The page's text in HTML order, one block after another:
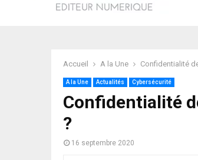
Accueil A la Une Confidentialité
A la Une Actualités Cybersécurité
Confidentialité
?
16 septembre 2020